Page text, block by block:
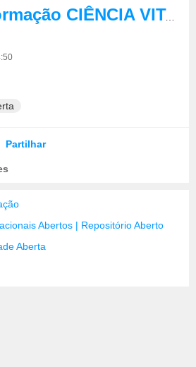
Partilhar
Abertos | Repositório Aberto
Aberta